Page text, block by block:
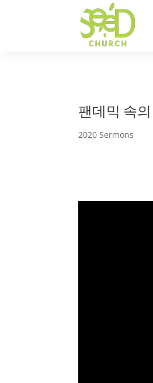
팬데믹 속
2020 Sermons